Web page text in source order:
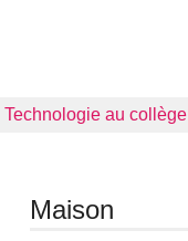
Technologie au collège
Maison